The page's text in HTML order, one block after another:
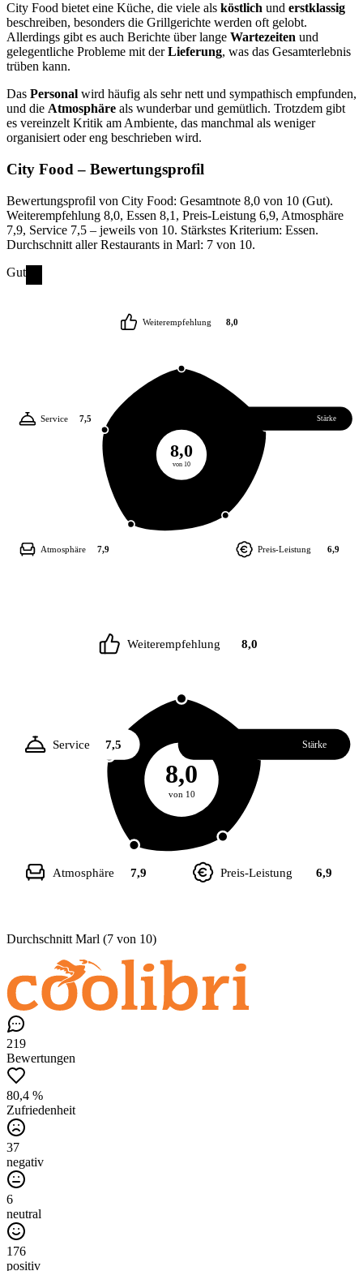
City Food bietet eine Küche, die viele als köstlich und erstklassig
beschreiben, besonders die Grillgerichte werden oft gelobt.
Allerdings gibt es auch Berichte über lange Wartezeiten und
gelegentliche Probleme mit derLieferung, was das Gesamterlebnis
trüben kann.
Das Personal wird häufig als sehr nett und sympathisch empfunden,
und die Atmosphäre als wunderbar und gemütlich. Trotzdem gibt
es vereinzelt Kritik am Ambiente, das manchmal als weniger
organisiert oder eng beschrieben wird.
City Food – Bewertungsprofil
Bewertungsprofil von City Food: Gesamtnote 8,0 von 10 (Gut).
Weiterempfehlung 8,0, Essen 8,1, Preis-Leistung 6,9, Atmosphäre
7,9, Service 7,5 – jeweils von 10. Stärkstes Kriterium: Essen.
Durchschnitt aller Restaurants in Marl: 7 von 10.
Gut
8,0
von 10
Weiterempfehlung 8,0
Stärke
Preis-Leistung 6,9
Atmosphäre 7,9
Service 7,5
8,0
von 10
Weiterempfehlung 8,0
Stärke
Preis-Leistung 6,9
Atmosphäre 7,9
Service 7,5
Durchschnitt Marl (7 von 10)
219
Bewertungen
80,4 %
Zufriedenheit
37
negativ
6
neutral
176
positiv